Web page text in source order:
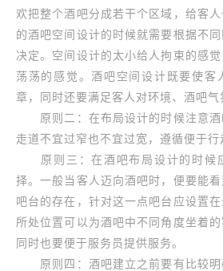
欢把整个酒吧分成若干个区域，给客
的酒吧空间设计的时候就需要根据不
决定。空间设计的太小给人拘束的感
荡荡的感觉。酒吧空间设计既要使客
章，同时还要满足客人对环境、酒吧气
原则二：在布局设计的时候注意酒
走道不宜过窄也不宜过宽，遵循便于行
原则三：在酒吧布局设计的时候
择。一般当客人迈向酒吧时，便要能
吧台的存在，针对这一点吧台应设置
所处位置可以为酒吧中不同角度坐着的
同时也要便于服务员提供服务。
原则四：酒吧建立之前要有比较明